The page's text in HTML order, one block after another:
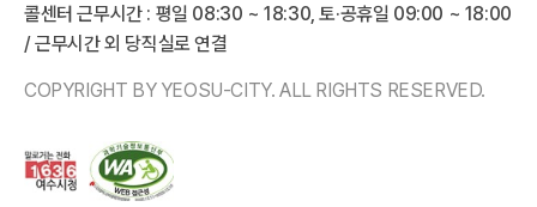
콜센터 근무시간 : 평일 08:30 ~ 18:30, 토·공휴일 09:00 ~ 18:00
/ 근무시간 외 당직실로 연결
COPYRIGHT BY YEOSU-CITY. ALL RIGHTS RESERVED.